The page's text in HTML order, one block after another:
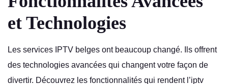
et Technologies
Les services IPTV belges ont beaucoup changé. Ils offrent
des technologies avancées qui changent votre façon de
divertir. Découvrez les fonctionnalités qui rendent l’iptv